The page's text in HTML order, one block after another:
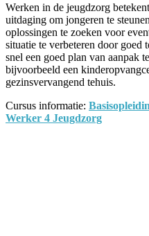
Werken in de jeugdzorg
uitdaging om jongeren te
oplossingen te zoeken voor
situatie te verbeteren door goed
snel een goed plan van aanpak
bijvoorbeeld een
gezinsvervangend tehuis.
Cursus informatie:
Werker 4 Jeugdzorg